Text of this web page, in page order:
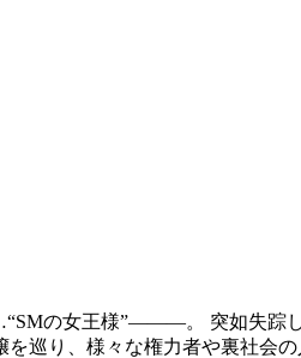
の女王様”―――。 突如失踪
巡り、様々な権力者や裏社会